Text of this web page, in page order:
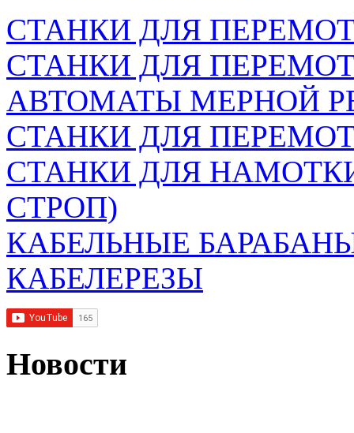
СТАНКИ ДЛЯ
СТАНКИ ДЛЯ
АВТОМАТЫ МЕРНОЙ
СТАНКИ ДЛЯ
СТАНКИ ДЛЯ
СТРОП)
КАБЕЛЬНЫЕ
КАБЕЛЕРЕЗЫ
Новости